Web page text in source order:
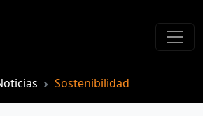
Sostenibilidad